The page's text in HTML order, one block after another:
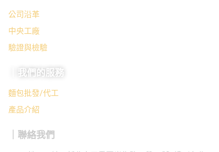
公司沿革
中央工廠
驗證與檢驗
｜我們的服務
麵包批發/代工
產品介紹
｜聯絡我們